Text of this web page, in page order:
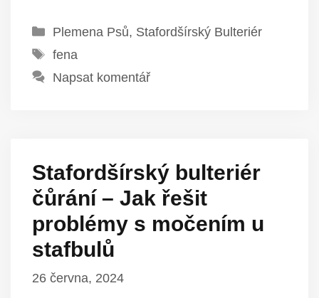
Rubriky
Plemena Psů, Stafordšírský Bulteriér
Štítky
fena
Napsat komentář
Stafordšírský bulteriér
čůrání – Jak řešit
problémy s močením u
stafbulů
26 června, 2024